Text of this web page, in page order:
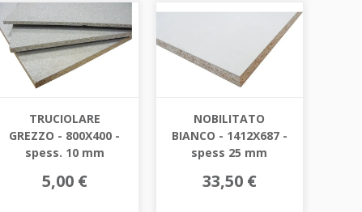
TRUCIOLARE
GREZZO - 800X400 -
spess. 10 mm
5,00 €
NOBILITATO
BIANCO - 1412X687 -
spess 25 mm
33,50 €